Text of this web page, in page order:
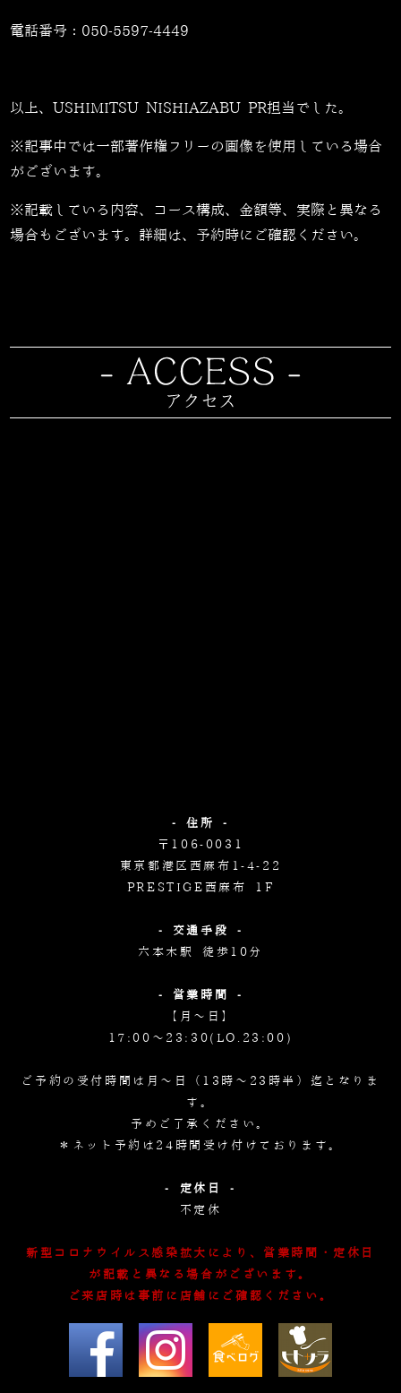
電話番号： 050-5597-4449
以上、USHIMITSU NISHIAZABU PR担当でした。
※記事中では一部著作権フリーの画像を使用している場合
がございます。
※記載している内容、コース構成、金額等、実際と異なる
場合もございます。詳細は、予約時にご確認ください。
- 住所 -
〒106-0031
東京都港区西麻布1-4-22
PRESTIGE西麻布 1F
- 交通手段 -
六本木駅 徒歩10分
- 営業時間 -
【月～日】
17:00～23:30(LO.23:00)
ご予約の受付時間は月～日（13時～23時半）迄となりま
す。
予めご了承ください。
＊ネット予約は24時間受け付けております。
- 定休日 -
不定休
新型コロナウイルス感染拡大により、営業時間・定休日
が記載と異なる場合がございます。
ご来店時は事前に店舗にご確認ください。